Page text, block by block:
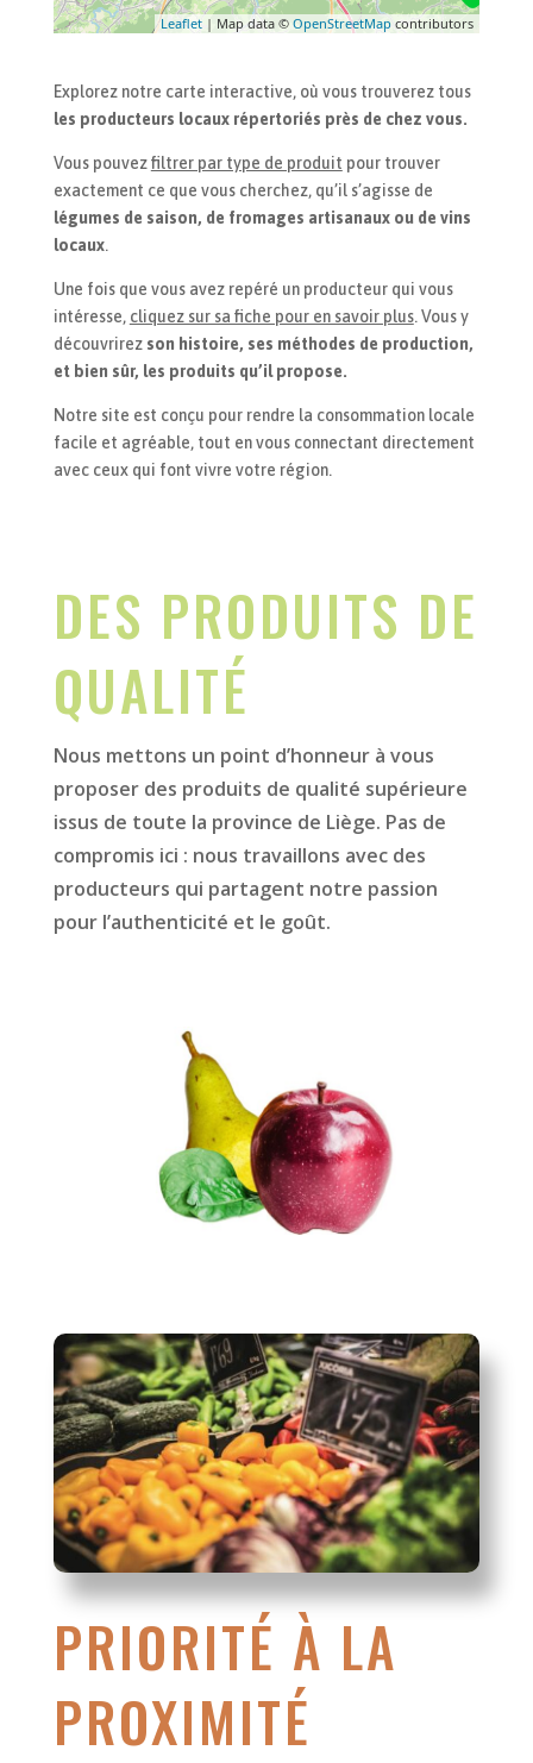
Leaflet | Map data ©OpenStreetMap contributors
Explorez notre carte interactive, où vous trouverez tous
les producteurs locaux répertoriés près de chez vous.
Vous pouvezfiltrer par type de produit pour trouver
exactement ce que vous cherchez, qu’il s’agisse de
légumes de saison, de fromages artisanaux ou de vins
locaux.
Une fois que vous avez repéré un producteur qui vous
intéresse, cliquez sur sa fiche pour en savoir plus. Vous y
découvrirezson histoire, ses méthodes de production,
et bien sûr, les produits qu’il propose.
Notre site est conçu pour rendre la consommation locale
facile et agréable, tout en vous connectant directement
avec ceux qui font vivre votre région.
DES PRODUITS DE
QUALITÉ
Nous mettons un point d’honneur à vous
proposer des produits de qualité supérieure
issus de toute la province de Liège. Pas de
compromis ici : nous travaillons avec des
producteurs qui partagent notre passion
pour l’authenticité et le goût.
PRIORITÉ À LA
PROXIMITÉ